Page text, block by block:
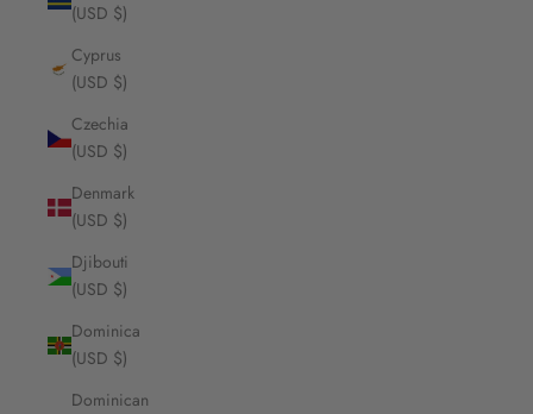
(USD $)
Cyprus
(USD $)
Czechia
(USD $)
Denmark
(USD $)
Djibouti
(USD $)
Dominica
(USD $)
Dominican